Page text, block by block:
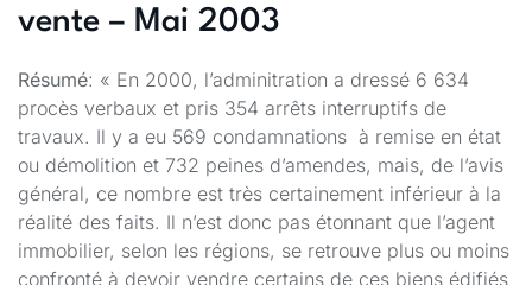
vente – Mai 2003
Résumé: « En 2000, l’adminitration a dressé 6 634
procès verbaux et pris 354 arrêts interruptifs de
travaux. Il y a eu 569 condamnations à remise en état
ou démolition et 732 peines d’amendes, mais, de l’avis
général, ce nombre est très certainement inférieur à la
réalité des faits. Il n’est donc pas étonnant que l’agent
immobilier, selon les régions, se retrouve plus ou moins
confronté à devoir vendre certains de ces biens édifiés